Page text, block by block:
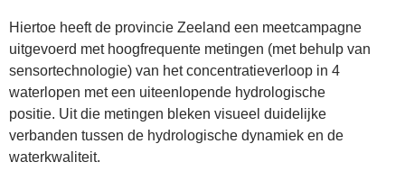
Hiertoe heeft de provincie Zeeland een meetcampagne
uitgevoerd met hoogfrequente metingen (met behulp van
sensortechnologie) van het concentratieverloop in 4
waterlopen met een uiteenlopende hydrologische
positie. Uit die metingen bleken visueel duidelijke
verbanden tussen de hydrologische dynamiek en de
waterkwaliteit.